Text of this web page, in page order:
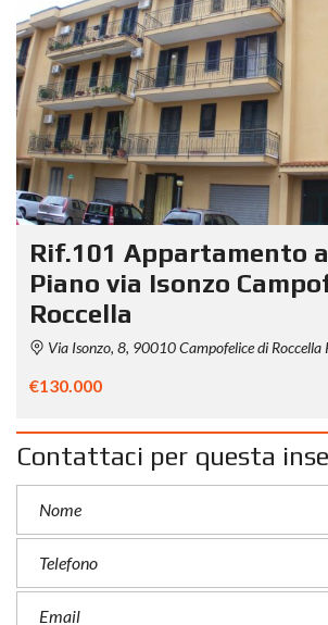
Rif.101 Appartamento
Piano via Isonzo
Roccella
Via Isonzo, 8, 90010 Campofelice di Roccella
€130.000
Contattaci per questa